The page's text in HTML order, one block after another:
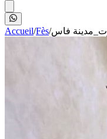
Accueil/Fès/فاس